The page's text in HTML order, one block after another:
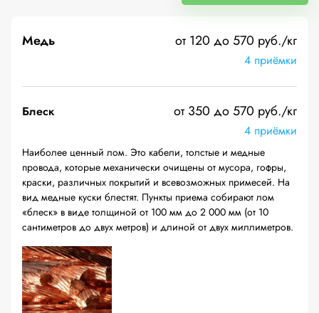
Медь от 120 до 570 руб./кг
4 приёмки
Блеск от 350 до 570 руб./кг
4 приёмки
Наиболее ценный лом. Это кабели, толстые и медные
провода, которые механически очищены от мусора, гофры,
краски, различных покрытий и всевозможных примесей. На
вид медные куски блестят. Пункты приема собирают лом
«блеск» в виде толщиной от 100 мм до 2 000 мм (от 10
сантиметров до двух метров) и длиной от двух миллиметров.